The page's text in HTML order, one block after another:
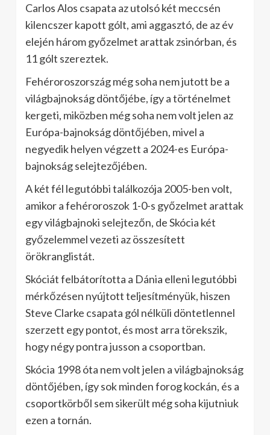
Carlos Alos csapata az utolsó két meccsén
kilencszer kapott gólt, ami aggasztó, de az év
elején három győzelmet arattak zsinórban, és
11 gólt szereztek.
Fehéroroszország még soha nem jutott be a
világbajnokság döntőjébe, így a történelmet
kergeti, miközben még soha nem volt jelen az
Európa-bajnokság döntőjében, mivel a
negyedik helyen végzett a 2024-es Európa-
bajnokság selejtezőjében.
A két fél legutóbbi találkozója 2005-ben volt,
amikor a fehéroroszok 1-0-s győzelmet arattak
egy világbajnoki selejtezőn, de Skócia két
győzelemmel vezeti az összesített
örökranglistát.
Skóciát felbátorította a Dánia elleni legutóbbi
mérkőzésen nyújtott teljesítményük, hiszen
Steve Clarke csapata gól nélküli döntetlennel
szerzett egy pontot, és most arra törekszik,
hogy négy pontra jusson a csoportban.
Skócia 1998 óta nem volt jelen a világbajnokság
döntőjében, így sok minden forog kockán, és a
csoportkörből sem sikerült még soha kijutniuk
ezen a tornán.